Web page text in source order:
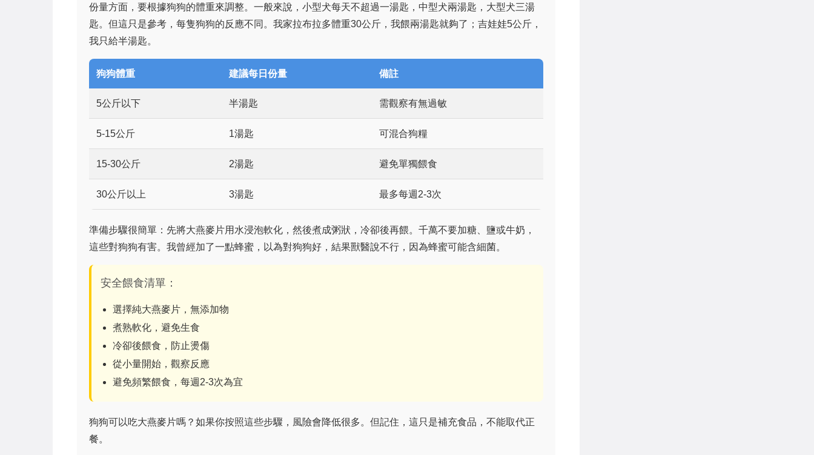
份量方面，要根據狗狗的體重來調整。一般來說，小型犬每天不超過一湯匙，中型犬兩湯匙，大型犬三湯
匙。但這只是參考，每隻狗狗的反應不同。我家拉布拉多體重30公斤，我餵兩湯匙就夠了；吉娃娃5公斤，
我只給半湯匙。
狗狗體重 建議每日份量 備註
5公斤以下 半湯匙 需觀察有無過敏
5-15公斤 1湯匙 可混合狗糧
15-30公斤 2湯匙 避免單獨餵食
30公斤以上 3湯匙 最多每週2-3次
準備步驟很簡單：先將大燕麥片用水浸泡軟化，然後煮成粥狀，冷卻後再餵。千萬不要加糖、鹽或牛奶，
這些對狗狗有害。我曾經加了一點蜂蜜，以為對狗狗好，結果獸醫說不行，因為蜂蜜可能含細菌。
安全餵食清單：
選擇純大燕麥片，無添加物
煮熟軟化，避免生食
冷卻後餵食，防止燙傷
從小量開始，觀察反應
避免頻繁餵食，每週2-3次為宜
狗狗可以吃大燕麥片嗎？如果你按照這些步驟，風險會降低很多。但記住，這只是補充食品，不能取代正
餐。